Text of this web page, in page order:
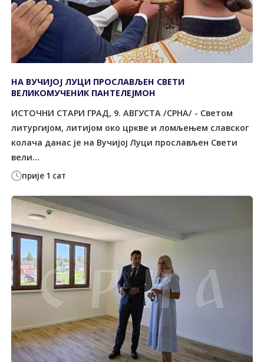
прије 1 сат
НА ВУЧИЈОЈ ЛУЦИ ПРОСЛАВЉЕН СВЕТИ
ВЕЛИКОМУЧЕНИК ПАНТЕЛЕЈМОН
ИСТОЧНИ СТАРИ ГРАД, 9. АВГУСТА /СРНА/ - Светом
литургијом, литијом око цркве и ломљењем славског
колача данас је на Вучијој Луци прослављен Свети
вели...